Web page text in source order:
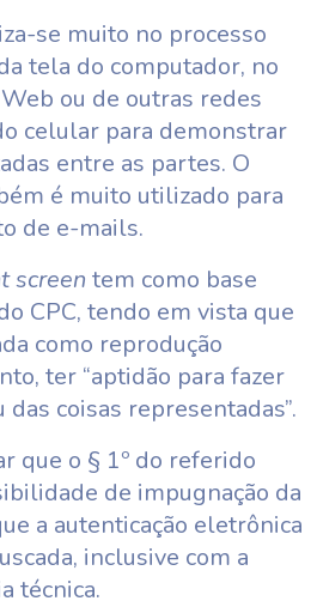
se muito no processo
tela do computador, no
ou de outras redes
celular para demonstrar
entre as partes. O
é muito utilizado para
de e-mails.
screen tem como base
CPC, tendo em vista que
como reprodução
ter “aptidão para fazer
coisas representadas”.
que o § 1º do referido
de impugnação da
a autenticação eletrônica
inclusive com a
técnica.